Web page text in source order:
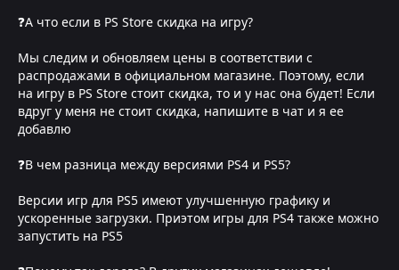
❓А что если в PS Store скидка на игру?
Мы следим и обновляем цены в соответствии с
распродажами в официальном магазине. Поэтому, если
на игру в PS Store стоит скидка, то и у нас она будет! Если
вдруг у меня не стоит скидка, напишите в чат и я ее
добавлю
❓В чем разница между версиями PS4 и PS5?
Версии игр для PS5 имеют улучшенную графику и
ускоренные загрузки. Приэтом игры для PS4 также можно
запустить на PS5